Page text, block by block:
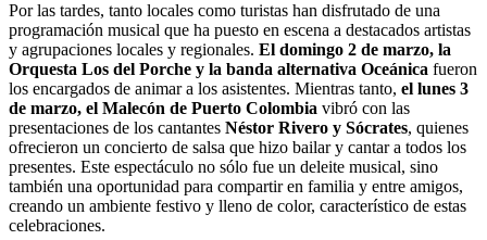
Por las tardes, tanto locales como turistas han disfrutado de una
programación musical que ha puesto en escena a destacados artistas
y agrupaciones locales y regionales. El domingo 2 de marzo, la
Orquesta Los del Porche y la banda alternativa Oceánica fueron
los encargados de animar a los asistentes. Mientras tanto, el lunes 3
de marzo, el Malecón de Puerto Colombia vibró con las
presentaciones de los cantantes Néstor Rivero y Sócrates, quienes
ofrecieron un concierto de salsa que hizo bailar y cantar a todos los
presentes. Este espectáculo no sólo fue un deleite musical, sino
también una oportunidad para compartir en familia y entre amigos,
creando un ambiente festivo y lleno de color, característico de estas
celebraciones.